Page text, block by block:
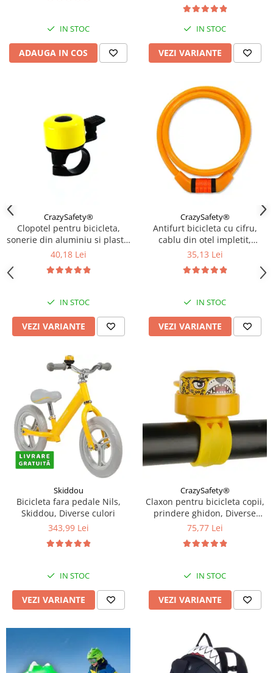
IN STOC
ADAUGA IN COS
IN STOC
VEZI VARIANTE
CrazySafety®
Clopotel pentru bicicleta,
sonerie din aluminiu si plastic
rezistent, Diverse culori
40,18 Lei
IN STOC
VEZI VARIANTE
CrazySafety®
Antifurt bicicleta cu cifru,
cablu din otel impletit,
lungime 65 cm, rezistent,
35,13 Lei
IN STOC
VEZI VARIANTE
Skiddou
Bicicleta fara pedale Nils,
Skiddou, Diverse culori
343,99 Lei
IN STOC
VEZI VARIANTE
CrazySafety®
Claxon pentru bicicleta copii,
prindere ghidon, Diverse
modele si culori
75,77 Lei
IN STOC
VEZI VARIANTE